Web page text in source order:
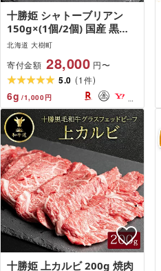
十勝姫 シャトーブリアン
150g×(1個/2個) 国産 黒毛
和牛 グラスフェッドビーフ
島][G1397950]
北海道 大樹町
寄付金額 28,000 円〜
5.0 (1件)
6g /1,000円
十勝姫 上カルビ 200g 焼肉